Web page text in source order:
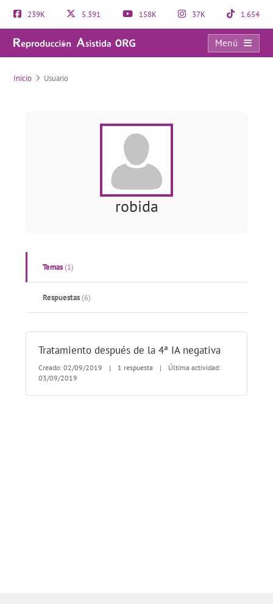
239K 5.391 158K 37K 1.654
Menú
Usuario
Inicio Usuario
robida
Temas(1)
Respuestas (6)
Tratamiento después de la 4ª IA negativa
Creado: 02/09/2019 | 1 respuesta |
Última actividad:
03/09/2019